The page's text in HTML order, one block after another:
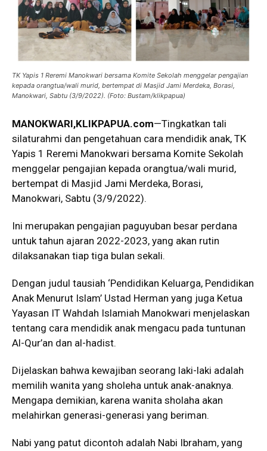
TK Yapis 1 Reremi Manokwari bersama Komite Sekolah menggelar pengajian
kepada orangtua/wali murid, bertempat di Masjid Jami Merdeka, Borasi,
Manokwari, Sabtu (3/9/2022). (Foto: Bustam/klikpapua)
MANOKWARI,KLIKPAPUA.com—Tingkatkan tali
silaturahmi dan pengetahuan cara mendidik anak, TK
Yapis 1 Reremi Manokwari bersama Komite Sekolah
menggelar pengajian kepada orangtua/wali murid,
bertempat di Masjid Jami Merdeka, Borasi,
Manokwari, Sabtu (3/9/2022).
Ini merupakan pengajian paguyuban besar perdana
untuk tahun ajaran 2022-2023, yang akan rutin
dilaksanakan tiap tiga bulan sekali.
Dengan judul tausiah ‘Pendidikan Keluarga, Pendidikan
Anak Menurut Islam’ Ustad Herman yang juga Ketua
Yayasan IT Wahdah Islamiah Manokwari menjelaskan
tentang cara mendidik anak mengacu pada tuntunan
Al-Qur’an dan al-hadist.
Dijelaskan bahwa kewajiban seorang laki-laki adalah
memilih wanita yang sholeha untuk anak-anaknya.
Mengapa demikian, karena wanita sholaha akan
melahirkan generasi-generasi yang beriman.
Nabi yang patut dicontoh adalah Nabi Ibraham, yang